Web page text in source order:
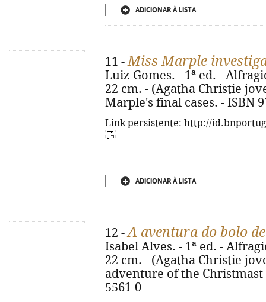
ADICIONAR À LISTA
11 -Miss Marple
Luiz-Gomes. - 1ª ed. -
22 cm. - (Agatha Christie
Marple's final cases. - ISBN
Link persistente: http://
ADICIONAR À LISTA
12 -A aventura do bolo
Isabel Alves. - 1ª ed. -
22 cm. - (Agatha Christie
adventure of the Christmast
5561-0